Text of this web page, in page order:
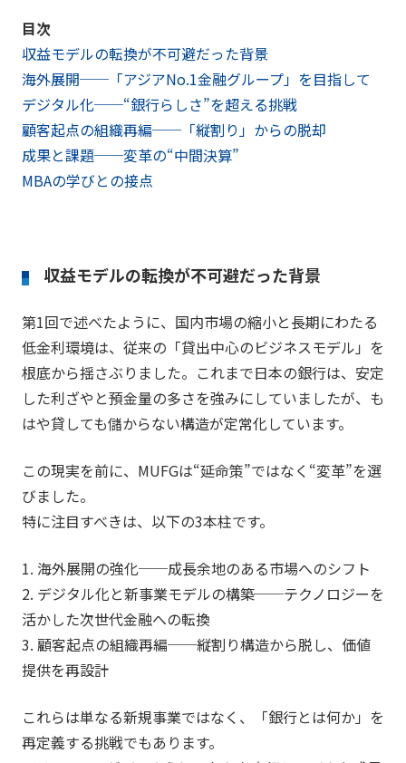
目次
収益モデルの転換が不可避だった背景
海外展開──「アジアNo.1金融グループ」を目指して
デジタル化──“銀行らしさ”を超える挑戦
顧客起点の組織再編──「縦割り」からの脱却
成果と課題──変革の“中間決算”
MBAの学びとの接点
収益モデルの転換が不可避だった背景
第1回で述べたように、国内市場の縮小と長期にわたる
低金利環境は、従来の「貸出中心のビジネスモデル」を
根底から揺さぶりました。これまで日本の銀行は、安定
した利ざやと預金量の多さを強みにしていましたが、も
はや貸しても儲からない構造が定常化しています。
この現実を前に、MUFGは“延命策”ではなく“変革”を選
びました。
特に注目すべきは、以下の3本柱です。
1. 海外展開の強化──成長余地のある市場へのシフト
2. デジタル化と新事業モデルの構築──テクノロジーを
活かした次世代金融への転換
3. 顧客起点の組織再編──縦割り構造から脱し、価値
提供を再設計
これらは単なる新規事業ではなく、「銀行とは何か」を
再定義する挑戦でもあります。